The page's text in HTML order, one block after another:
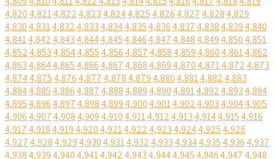
4,8204,8214,8224,8234,8244,8254,8264,8274,8284,829
4,8304,8314,8324,8334,8344,8354,8364,8374,8384,8394,840
4,8414,8424,8434,8444,8454,8464,8474,8484,8494,8504,851
4,8524,8534,8544,8554,8564,8574,8584,8594,8604,8614,862
4,8634,8644,8654,8664,8674,8684,8694,8704,8714,8724,873
4,8744,8754,8764,8774,8784,8794,8804,8814,8824,883
4,8844,8854,8864,8874,8884,8894,8904,8914,8924,8934,894
4,8954,8964,8974,8984,8994,9004,9014,9024,9034,9044,905
4,9064,9074,9084,9094,9104,9114,9124,9134,9144,9154,916
4,9174,9184,9194,9204,9214,9224,9234,9244,9254,926
4,9274,9284,9294,9304,9314,9324,9334,9344,9354,9364,937
4,9384,9394,9404,9414,9424,9434,9444,9454,9464,9474,948